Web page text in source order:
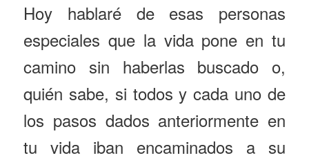
Hoy hablaré de esas personas
especiales que la vida pone en tu
camino sin haberlas buscado o,
quién sabe, si todos y cada uno de
los pasos dados anteriormente en
tu vida iban encaminados a su